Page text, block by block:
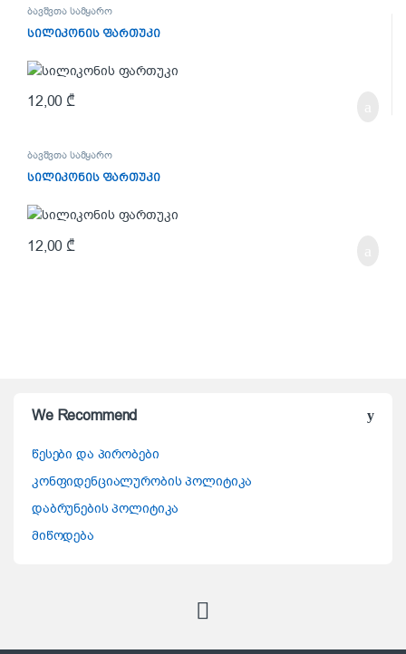
ბავშვთა სამყარო
სილიკონის ფართუკი
12,00₾
ბავშვთა სამყარო
სილიკონის ფართუკი
12,00₾
We Recommend
წესები და პირობები
კონფიდენციალურობის პოლიტიკა
დაბრუნების პოლიტიკა
მიწოდება